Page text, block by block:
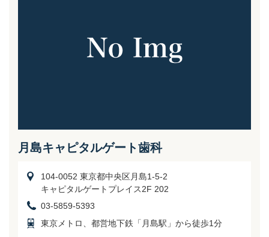
月島キャピタルゲート歯科
104-0052 東京都中央区月島1-5-2
キャピタルゲートプレイス2F 202
03-5859-5393
東京メトロ、都営地下鉄「月島駅」から徒歩1分